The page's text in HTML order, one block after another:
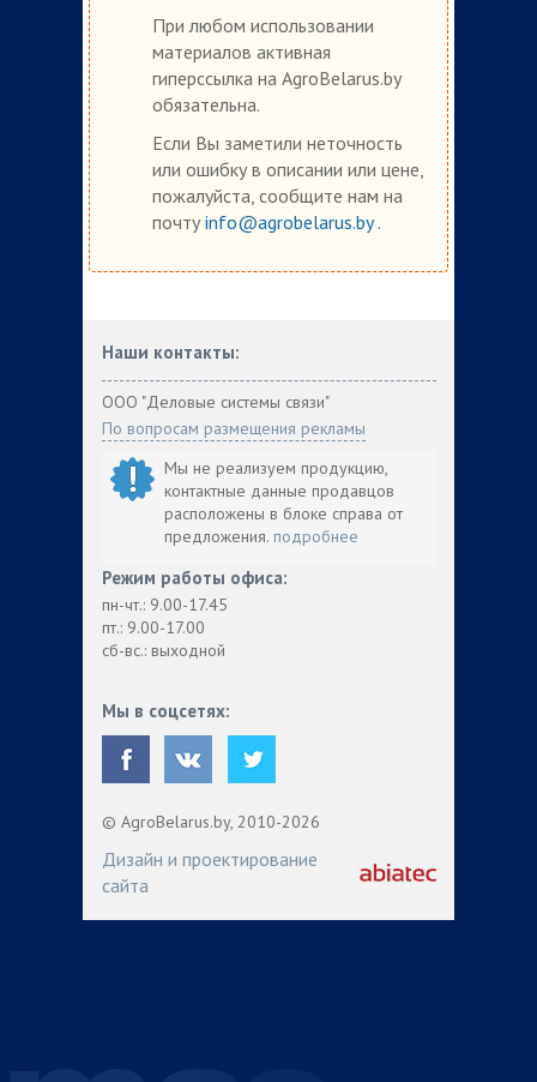
При любом использовании
материалов активная
гиперссылка на AgroBelarus.by
обязательна.
Если Вы заметили неточность
или ошибку в описании или цене,
пожалуйста, сообщите нам на
почту info@agrobelarus.by.
Наши контакты:
ООО "Деловые системы связи"
По вопросам размещения рекламы
Мы не реализуем продукцию,
контактные данные продавцов
расположены в блоке справа от
предложения. подробнее
Режим работы офиса:
пн-чт.: 9.00-17.45
пт.: 9.00-17.00
сб-вс.: выходной
Мы в соцсетях:
© AgroBelarus.by, 2010-2026
Дизайн и проектирование
сайта